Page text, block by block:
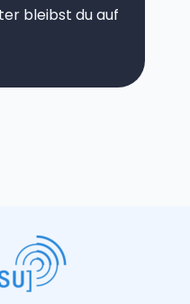
bleibst du auf